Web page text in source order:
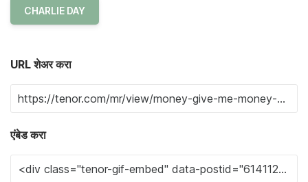
CHARLIE DAY
URL शेअर करा
एंबेड करा